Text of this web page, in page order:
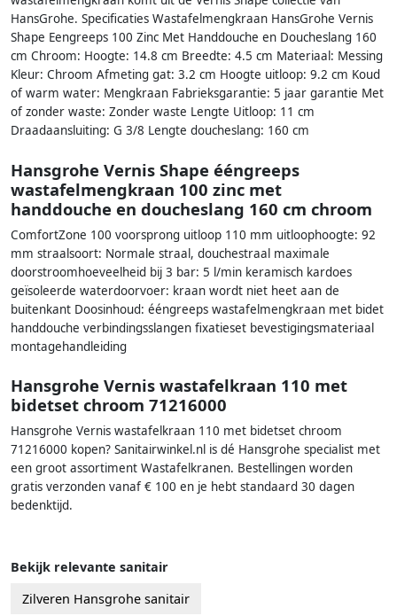
HansGrohe. Specificaties Wastafelmengkraan HansGrohe Vernis
Shape Eengreeps 100 Zinc Met Handdouche en Doucheslang 160
cm Chroom: Hoogte: 14.8 cm Breedte: 4.5 cm Materiaal: Messing
Kleur: Chroom Afmeting gat: 3.2 cm Hoogte uitloop: 9.2 cm Koud
of warm water: Mengkraan Fabrieksgarantie: 5 jaar garantie Met
of zonder waste: Zonder waste Lengte Uitloop: 11 cm
Draadaansluiting: G 3/8 Lengte doucheslang: 160 cm
Hansgrohe Vernis Shape ééngreeps
wastafelmengkraan 100 zinc met
handdouche en doucheslang 160 cm chroom
ComfortZone 100 voorsprong uitloop 110 mm uitloophoogte: 92
mm straalsoort: Normale straal, douchestraal maximale
doorstroomhoeveelheid bij 3 bar: 5 l/min keramisch kardoes
geïsoleerde waterdoorvoer: kraan wordt niet heet aan de
buitenkant Doosinhoud: ééngreeps wastafelmengkraan met bidet
handdouche verbindingsslangen fixatieset bevestigingsmateriaal
montagehandleiding
Hansgrohe Vernis wastafelkraan 110 met
bidetset chroom 71216000
Hansgrohe Vernis wastafelkraan 110 met bidetset chroom
71216000 kopen? Sanitairwinkel.nl is dé Hansgrohe specialist met
een groot assortiment Wastafelkranen. Bestellingen worden
gratis verzonden vanaf € 100 en je hebt standaard 30 dagen
bedenktijd.
Bekijk relevante sanitair
Zilveren Hansgrohe sanitair